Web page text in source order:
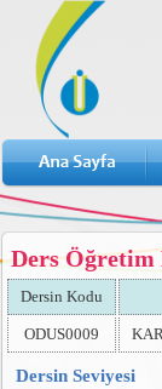
Ders Öğretim
Dersin Kodu
ODUS0009
Dersin Seviyesi